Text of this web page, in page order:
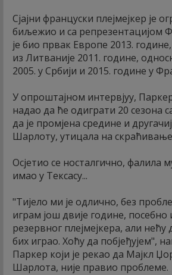
Сјајни француски плејмејкер је
биљежио и са репрезентацијом
је био првак Европе 2013.
из Литваније 2011. године,
2005. у Србији и 2015. године у
У опроштајном интервјуу,
надао да ће одиграти 20 сезона
да је промјена средине и
Шарлоту, утицала на скраћивање
Осјетио се носталгично, фалила
имао у Тексасу...
"Тијело ми је одлично, без
играм још двије године, посебно
резервног плејмејкера, али
бих играо. Хоћу да побјеђујем",
Паркер који је рекао да Мајкл
Шарлота, није правио проблеме.